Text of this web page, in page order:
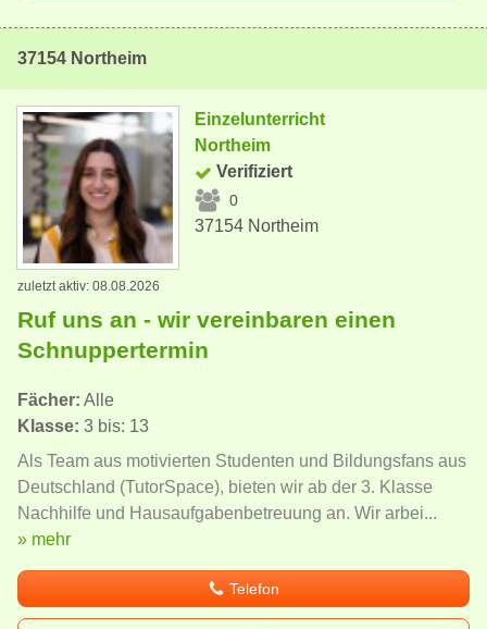
37154 Northeim
Einzelunterricht
Northeim
Verifiziert
0
37154 Northeim
zuletzt aktiv: 08.08.2026
Ruf uns an - wir vereinbaren einen
Schnuppertermin
Fächer: Alle
Klasse: 3 bis: 13
Als Team aus motivierten Studenten und Bildungsfans aus
Deutschland (TutorSpace), bieten wir ab der 3. Klasse
Nachhilfe und Hausaufgabenbetreuung an. Wir arbei...
» mehr
Telefon